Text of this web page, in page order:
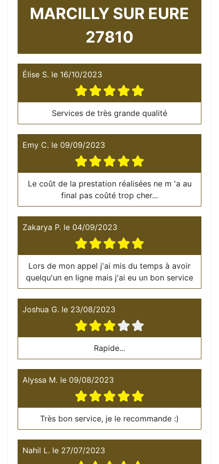
MARCILLY SUR EURE
27810
Élise S. le 16/10/2023
Services de très grande qualité
Emy C. le 09/09/2023
Le coût de la prestation réalisées ne m 'a au
final pas coûté trop cher...
Zakarya P. le 04/09/2023
Lors de mon appel j'ai mis du temps à avoir
quelqu'un en ligne mais j'ai eu un bon service
Joshua G. le 23/08/2023
Rapide...
Alyssa M. le 09/08/2023
Très bon service, je le recommande :)
Nahil L. le 27/07/2023